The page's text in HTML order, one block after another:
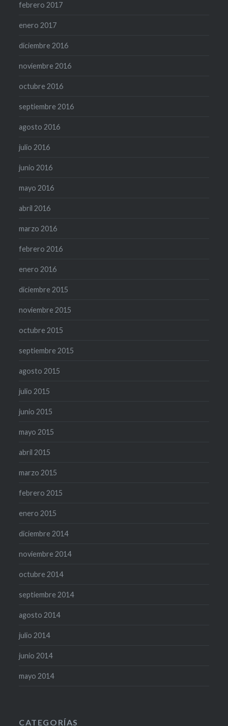
febrero 2017
enero 2017
diciembre 2016
noviembre 2016
octubre 2016
septiembre 2016
agosto 2016
julio 2016
junio 2016
mayo 2016
abril 2016
marzo 2016
febrero 2016
enero 2016
diciembre 2015
noviembre 2015
octubre 2015
septiembre 2015
agosto 2015
julio 2015
junio 2015
mayo 2015
abril 2015
marzo 2015
febrero 2015
enero 2015
diciembre 2014
noviembre 2014
octubre 2014
septiembre 2014
agosto 2014
julio 2014
junio 2014
mayo 2014
CATEGORÍAS